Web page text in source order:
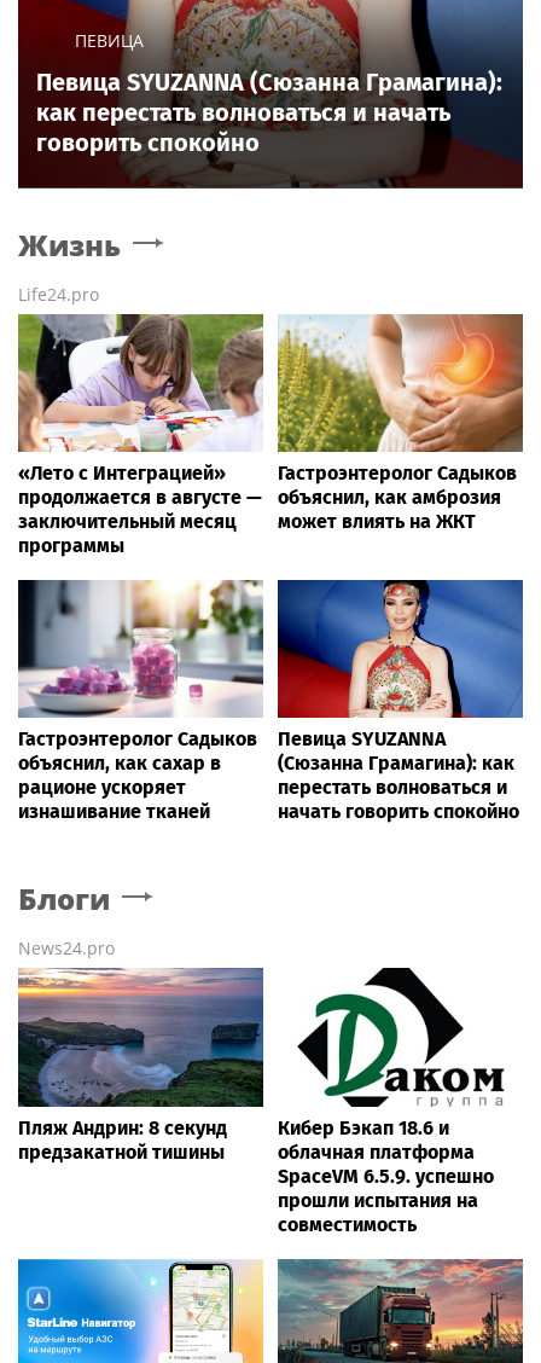
ПЕВИЦА
Певица SYUZANNA (Сюзанна Грамагина):
как перестать волноваться и начать
говорить спокойно
Жизнь
Life24.pro
«Лето с Интеграцией»
продолжается в августе —
заключительный месяц
программы
Гастроэнтеролог Садыков
объяснил, как амброзия
может влиять на ЖКТ
Гастроэнтеролог Садыков
объяснил, как сахар в
рационе ускоряет
изнашивание тканей
Певица SYUZANNA
(Сюзанна Грамагина): как
перестать волноваться и
начать говорить спокойно
Блоги
News24.pro
Пляж Андрин: 8 секунд
предзакатной тишины
Кибер Бэкап 18.6 и
облачная платформа
SpaceVM 6.5.9. успешно
прошли испытания на
совместимость